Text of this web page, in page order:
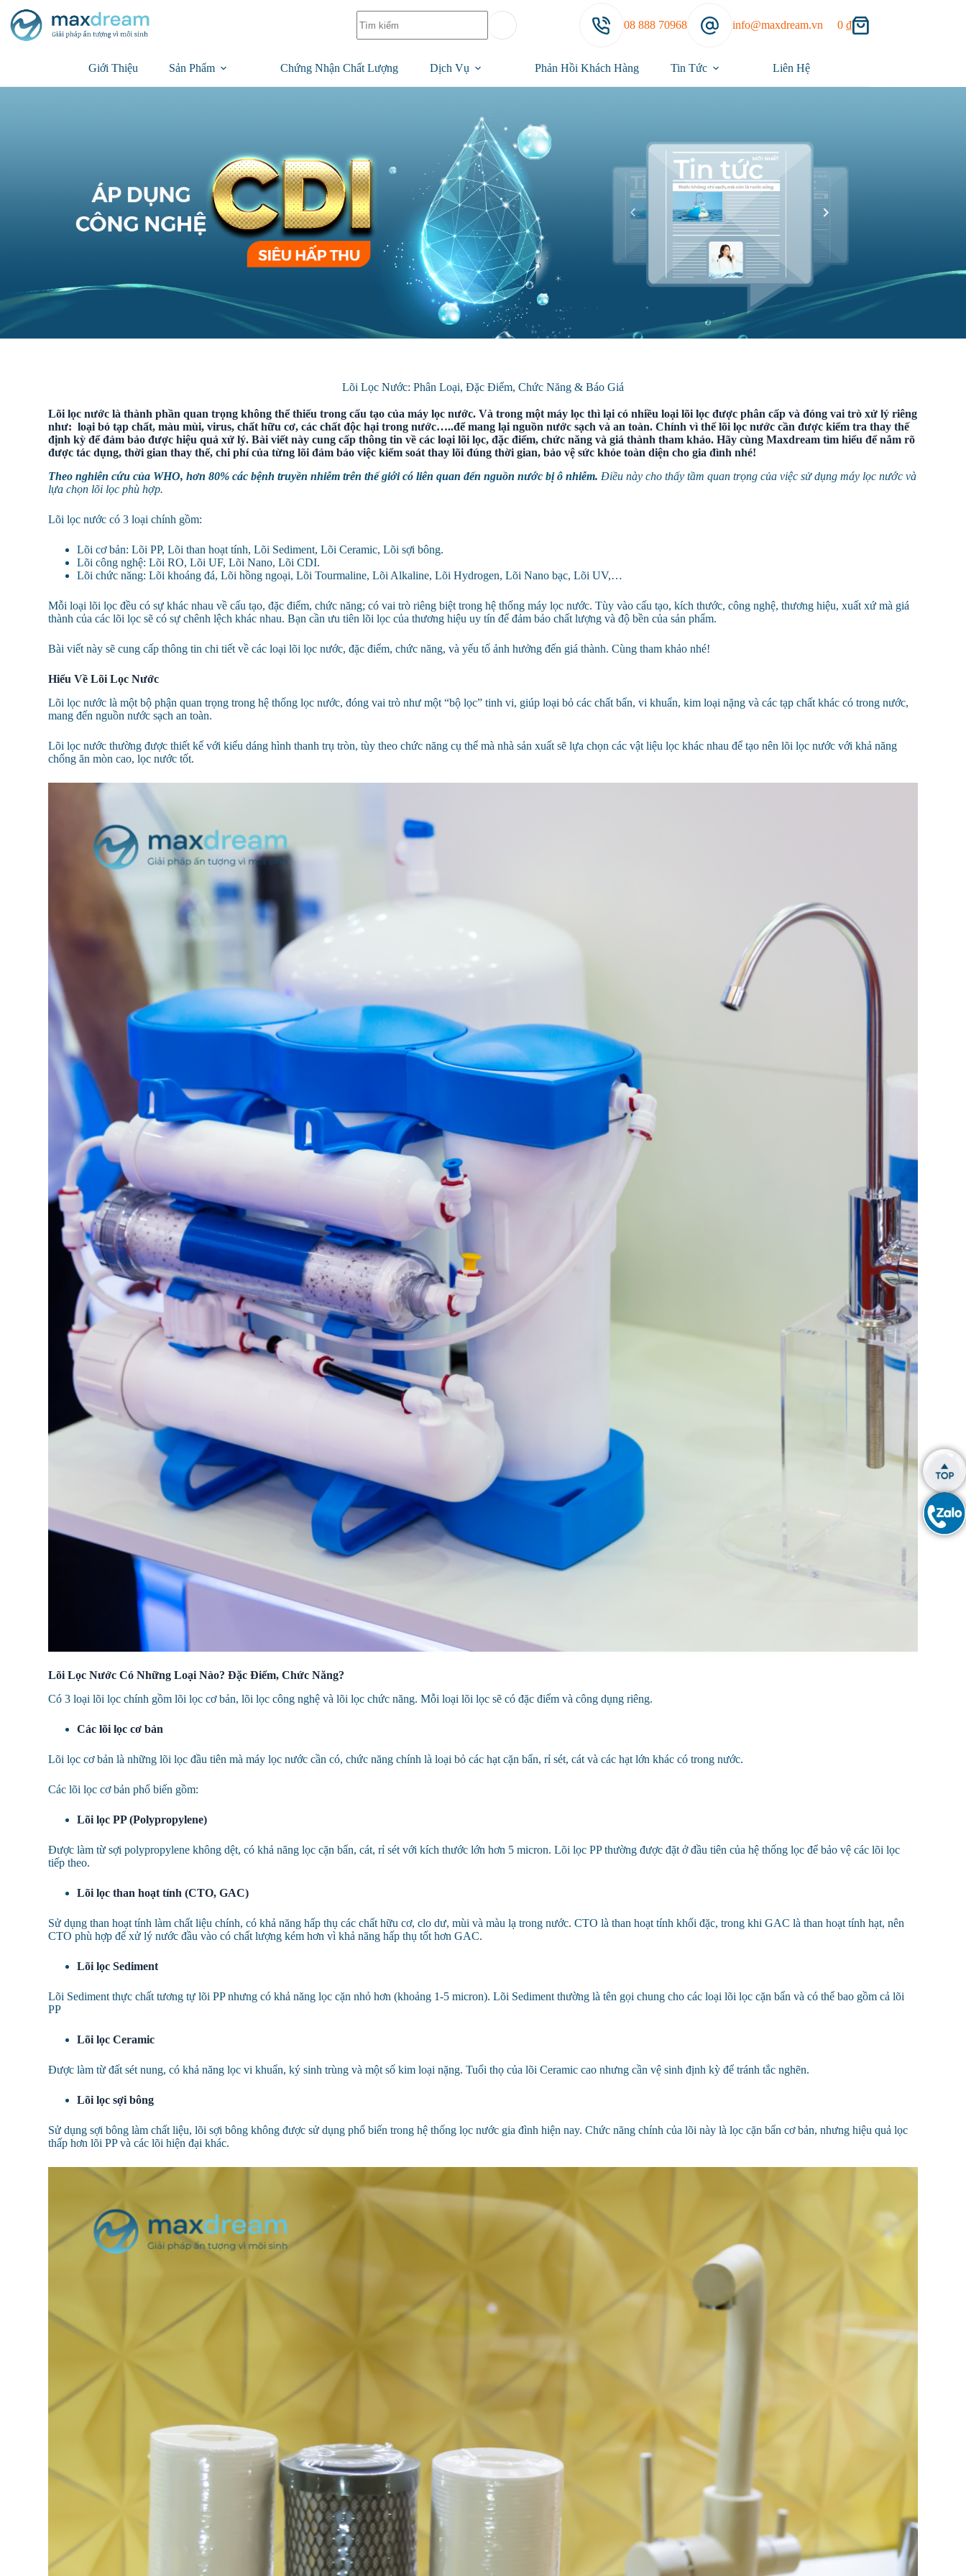
08 888 70968 info@maxdream.vn 0 ₫
Giới Thiệu Sản Phẩm Chứng Nhận Chất Lượng Dịch Vụ Phản Hồi Khách Hàng Tin Tức Liên Hệ
Lõi Lọc Nước: Phân Loại, Đặc Điểm, Chức Năng & Báo Giá
Lõi lọc nước là thành phần quan trọng không thể thiếu trong cấu tạo của máy lọc nước. Và trong một máy lọc thì lại có nhiều loại lõi lọc được phân cấp và đóng vai trò xử lý riêng
như: loại bỏ tạp chất, màu mùi, virus, chất hữu cơ, các chất độc hại trong nước…..để mang lại nguồn nước sạch và an toàn. Chính vì thế lõi lọc nước cần được kiểm tra thay thế
định kỳ để đảm bảo được hiệu quả xử lý. Bài viết này cung cấp thông tin về các loại lõi lọc, đặc điểm, chức năng và giá thành tham khảo. Hãy cùng Maxdream tìm hiểu để nắm rõ
được tác dụng, thời gian thay thế, chi phí của từng lõi đảm bảo việc kiểm soát thay lõi đúng thời gian, bảo vệ sức khỏe toàn diện cho gia đình nhé!
Theo nghiên cứu của WHO, hơn 80% các bệnh truyền nhiễm trên thế giới có liên quan đến nguồn nước bị ô nhiễm.Điều này cho thấy tầm quan trọng của việc sử dụng máy lọc nước và
lựa chọn lõi lọc phù hợp.
Lõi lọc nước có 3 loại chính gồm:
Lõi cơ bản: Lõi PP, Lõi than hoạt tính, Lõi Sediment, Lõi Ceramic, Lõi sợi bông.
Lõi công nghệ: Lõi RO, Lõi UF, Lõi Nano, Lõi CDI.
Lõi chức năng: Lõi khoáng đá, Lõi hồng ngoại, Lõi Tourmaline, Lõi Alkaline, Lõi Hydrogen, Lõi Nano bạc, Lõi UV,…
Mỗi loại lõi lọc đều có sự khác nhau về cấu tạo, đặc điểm, chức năng; có vai trò riêng biệt trong hệ thống máy lọc nước. Tùy vào cấu tạo, kích thước, công nghệ, thương hiệu, xuất xứ mà giá
thành của các lõi lọc sẽ có sự chênh lệch khác nhau. Bạn cần ưu tiên lõi lọc của thương hiệu uy tín để đảm bảo chất lượng và độ bền của sản phẩm.
Bài viết này sẽ cung cấp thông tin chi tiết về các loại lõi lọc nước, đặc điểm, chức năng, và yếu tố ảnh hưởng đến giá thành. Cùng tham khảo nhé!
Hiểu Về Lõi Lọc Nước
Lõi lọc nước là một bộ phận quan trọng trong hệ thống lọc nước, đóng vai trò như một “bộ lọc” tinh vi, giúp loại bỏ các chất bẩn, vi khuẩn, kim loại nặng và các tạp chất khác có trong nước,
mang đến nguồn nước sạch an toàn.
Lõi lọc nước thường được thiết kế với kiểu dáng hình thanh trụ tròn, tùy theo chức năng cụ thể mà nhà sản xuất sẽ lựa chọn các vật liệu lọc khác nhau để tạo nên lõi lọc nước với khả năng
chống ăn mòn cao, lọc nước tốt.
Lõi Lọc Nước Có Những Loại Nào? Đặc Điểm, Chức Năng?
Có 3 loại lõi lọc chính gồm lõi lọc cơ bản, lõi lọc công nghệ và lõi lọc chức năng. Mỗi loại lõi lọc sẽ có đặc điểm và công dụng riêng.
Các lõi lọc cơ bản
Lõi lọc cơ bản là những lõi lọc đầu tiên mà máy lọc nước cần có, chức năng chính là loại bỏ các hạt cặn bẩn, rỉ sét, cát và các hạt lớn khác có trong nước.
Các lõi lọc cơ bản phổ biến gồm:
Lõi lọc PP (Polypropylene)
Được làm từ sợi polypropylene không dệt, có khả năng lọc cặn bẩn, cát, rỉ sét với kích thước lớn hơn 5 micron. Lõi lọc PP thường được đặt ở đầu tiên của hệ thống lọc để bảo vệ các lõi lọc
tiếp theo.
Lõi lọc than hoạt tính (CTO, GAC)
Sử dụng than hoạt tính làm chất liệu chính, có khả năng hấp thụ các chất hữu cơ, clo dư, mùi và màu lạ trong nước. CTO là than hoạt tính khối đặc, trong khi GAC là than hoạt tính hạt, nên
CTO phù hợp để xử lý nước đầu vào có chất lượng kém hơn vì khả năng hấp thụ tốt hơn GAC.
Lõi lọc Sediment
Lõi Sediment thực chất tương tự lõi PP nhưng có khả năng lọc cặn nhỏ hơn (khoảng 1-5 micron). Lõi Sediment thường là tên gọi chung cho các loại lõi lọc cặn bẩn và có thể bao gồm cả lõi
PP
Lõi lọc Ceramic
Được làm từ đất sét nung, có khả năng lọc vi khuẩn, ký sinh trùng và một số kim loại nặng.Tuổi thọ của lõi Ceramic cao nhưng cần vệ sinh định kỳ để tránh tắc nghẽn.
Lõi lọc sợi bông
Sử dụng sợi bông làm chất liệu, lõi sợi bông không được sử dụng phổ biến trong hệ thống lọc nước gia đình hiện nay. Chức năng chính của lõi này là lọc cặn bẩn cơ bản, nhưng hiệu quả lọc
thấp hơn lõi PP và các lõi hiện đại khác.